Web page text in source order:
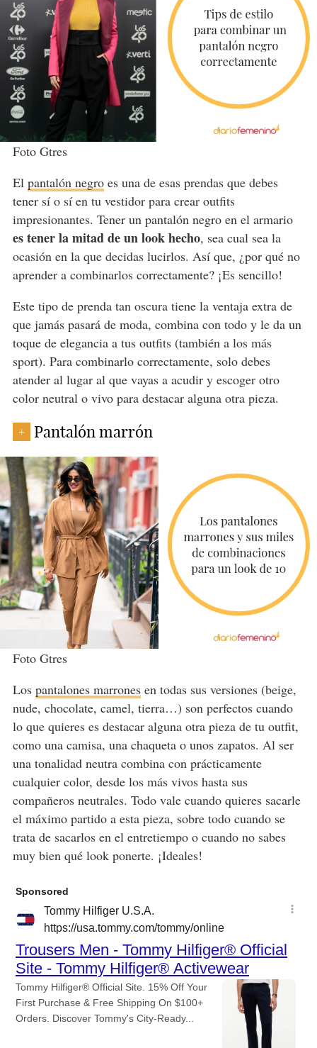
Foto Gtres
El pantalón negroes una de esas prendas que debes
tener sí o sí en tu vestidor para crear outfits
impresionantes. Tener un pantalón negro en el armario
es tener la mitad de un look hecho, sea cual sea la
ocasión en la que decidas lucirlos. Así que, ¿por qué no
aprender a combinarlos correctamente? ¡Es sencillo!
Este tipo de prenda tan oscura tiene la ventaja extra de
que jamás pasará de moda, combina con todo y le da un
toque de elegancia a tus outfits (también a los más
sport). Para combinarlo correctamente, solo debes
atender al lugar al que vayas a acudir y escoger otro
color neutral o vivo para destacar alguna otra pieza.
+ Pantalón marrón
Foto Gtres
Los pantalones marronesen todas sus versiones (beige,
nude, chocolate, camel, tierra…) son perfectos cuando
lo que quieres es destacar alguna otra pieza de tu outfit,
como una camisa, una chaqueta o unos zapatos. Al ser
una tonalidad neutra combina con prácticamente
cualquier color, desde los más vivos hasta sus
compañeros neutrales. Todo vale cuando quieres sacarle
el máximo partido a esta pieza, sobre todo cuando se
trata de sacarlos en el entretiempo o cuando no sabes
muy bien qué look ponerte. ¡Ideales!